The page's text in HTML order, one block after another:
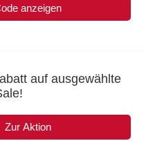
anzeigen
auf ausgewählte
Zur Aktion